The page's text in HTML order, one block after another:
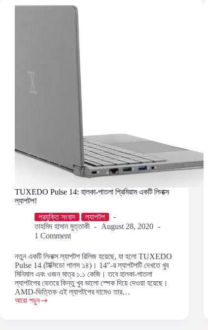
TUXEDO Pulse 14: হালকা-পাতলা প্রিমিয়াম একটি লিনাক্স
ল্যাপটপ!
প্রযুক্তি সংবাদ
ল্যাপটপ
তাহমিদ হাসান মুত্তাকী
August 28, 2020
1 Comment
নতুন একটি লিনাক্স ল্যাপটপ রিলিজ হয়েছে, যা হলো TUXEDO
Pulse 14 (টাক্সিডো পালস ১৪)। 14″-র ল্যাপটপটি দেখতে খুব
মিনিমাল এবং ওজন মাত্র ১.১ কেজি। তবে হালকা-পাতলা
ল্যাপটপের ভেতরে কিন্তু খুব ভালো স্পেক দিয়ে দেওয়া হয়েছে।
AMD-ভিত্তিক এই ল্যাপটপের দামেও তার…
আরো পড়ুন
TUXEDO